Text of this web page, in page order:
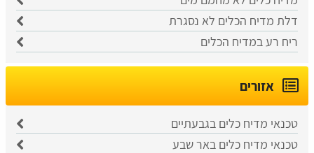
דלת מדיח הכלים לא נסגרת
ריח רע במדיח הכלים
אזורים
טכנאי מדיח כלים בגבעתיים
טכנאי מדיח כלים באר שבע